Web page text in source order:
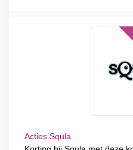
Acties Squla